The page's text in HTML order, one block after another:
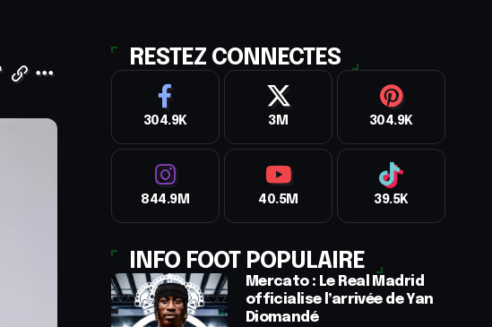
RESTEZ CONNECTES
304.9K 3M 304.9K
844.9M 40.5M 39.5K
INFO FOOT POPULAIRE
Mercato : Le Real Madrid
officialise l’arrivée de Yan
Diomandé